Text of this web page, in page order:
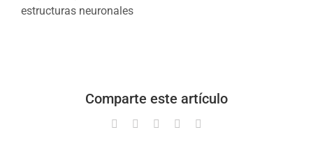
estructuras neuronales
Comparte este artículo
Facebook LinkedInWhatsApp